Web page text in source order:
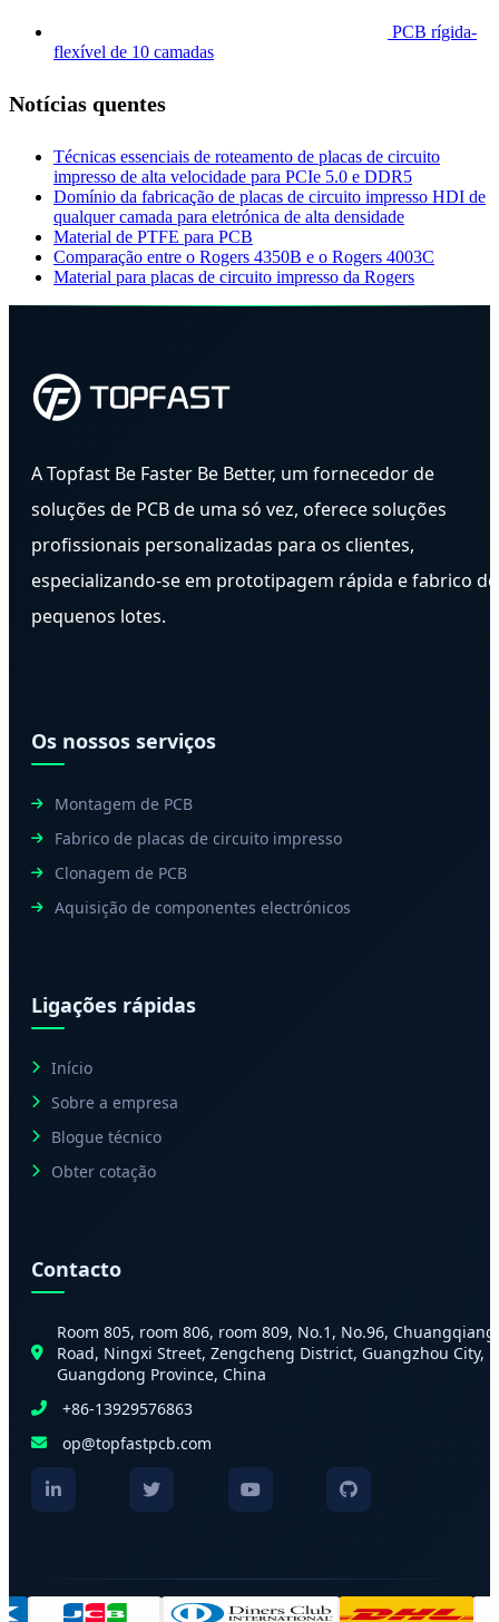
PCB rígida-
flexível de 10 camadas
Notícias quentes
Técnicas essenciais de roteamento de placas de circuito
impresso de alta velocidade para PCIe 5.0 e DDR5
Domínio da fabricação de placas de circuito impresso HDI de
qualquer camada para eletrónica de alta densidade
Material de PTFE para PCB
Comparação entre o Rogers 4350B e o Rogers 4003C
Material para placas de circuito impresso da Rogers
A Topfast Be Faster Be Better, um fornecedor de
soluções de PCB de uma só vez, oferece soluções
profissionais personalizadas para os clientes,
especializando-se em prototipagem rápida e fabrico de
pequenos lotes.
Os nossos serviços
Montagem de PCB
Fabrico de placas de circuito impresso
Clonagem de PCB
Aquisição de componentes electrónicos
Ligações rápidas
Início
Sobre a empresa
Blogue técnico
Obter cotação
Contacto
Room 805, room 806, room 809, No.1, No.96, Chuangqiang
Road, Ningxi Street, Zengcheng District, Guangzhou City,
Guangdong Province, China
+86-13929576863
op@topfastpcb.com